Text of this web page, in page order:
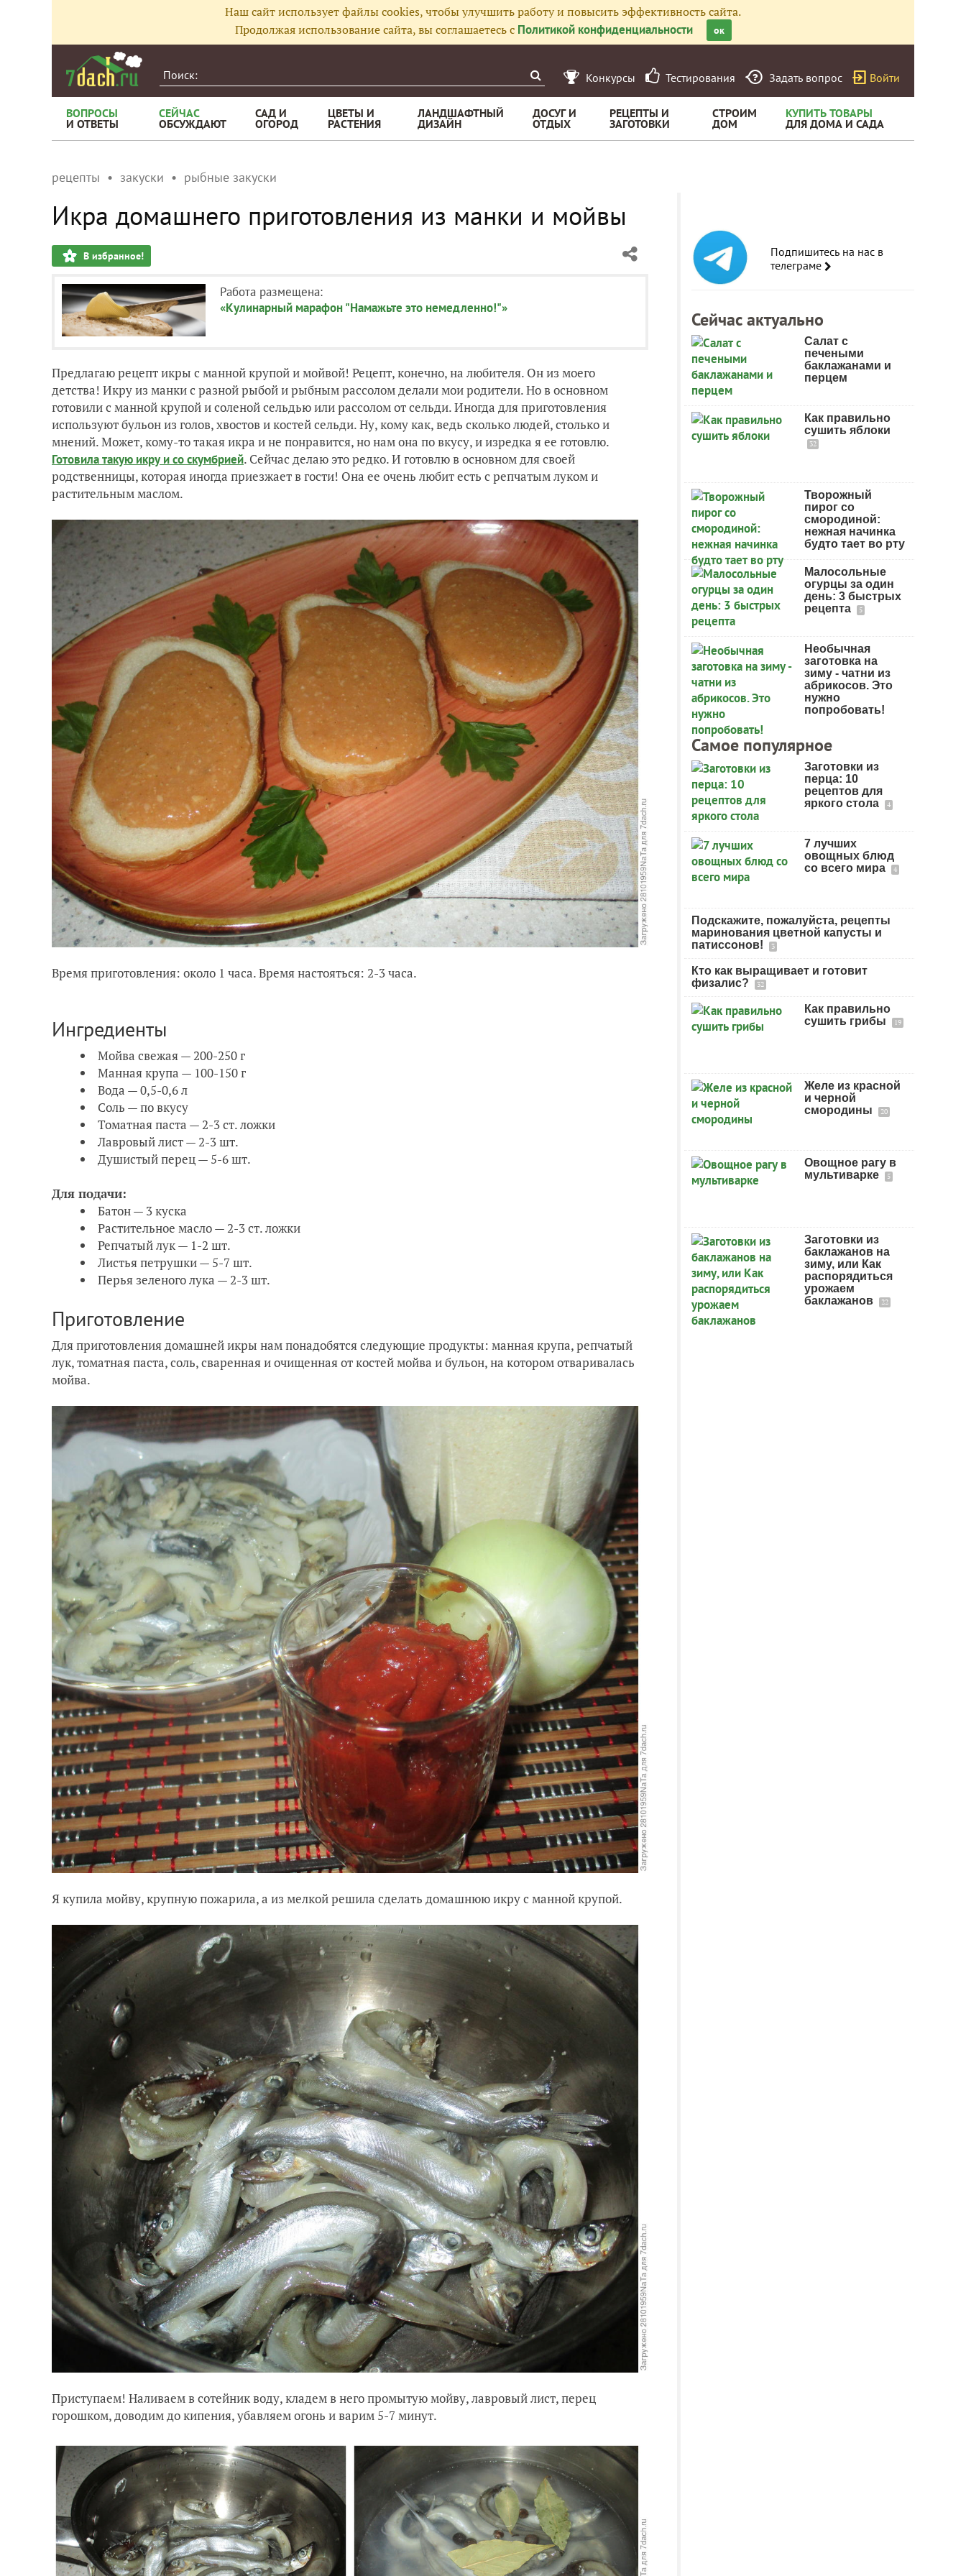
Наш сайт использует файлы cookies, чтобы улучшить работу и повысить эффективность сайта.
Продолжая использование сайта, вы соглашаетесь с Политикой конфиденциальности ок
Конкурсы Тестирования Задать вопрос Войти
ВОПРОСЫ
И ОТВЕТЫ
СЕЙЧАС
ОБСУЖДАЮТ
САД И
ОГОРОД
ЦВЕТЫ И
РАСТЕНИЯ
ЛАНДШАФТНЫЙ
ДИЗАЙН
ДОСУГ И
ОТДЫХ
РЕЦЕПТЫ И
ЗАГОТОВКИ
СТРОИМ
ДОМ
КУПИТЬ ТОВАРЫ
ДЛЯ ДОМА И САДА
рецепты закуски рыбные закуски
Икра домашнего приготовления из манки и мойвы
В избранное!
Работа размещена:
«Кулинарный марафон "Намажьте это немедленно!"»
Предлагаю рецепт икры с манной крупой и мойвой! Рецепт, конечно, на любителя. Он из моего
детства! Икру из манки с разной рыбой и рыбным рассолом делали мои родители. Но в основном
готовили с манной крупой и соленой сельдью или рассолом от сельди. Иногда для приготовления
используют бульон из голов, хвостов и костей сельди. Ну, кому как, ведь сколько людей, столько и
мнений. Может, кому-то такая икра и не понравится, но нам она по вкусу, и изредка я ее готовлю.
Готовила такую икру и со скумбрией. Сейчас делаю это редко. И готовлю в основном для своей
родственницы, которая иногда приезжает в гости! Она ее очень любит есть с репчатым луком и
растительным маслом.
Время приготовления: около 1 часа. Время настояться: 2-3 часа.
Ингредиенты
Мойва свежая — 200-250 г
Манная крупа — 100-150 г
Вода — 0,5-0,6 л
Соль — по вкусу
Томатная паста — 2-3 ст. ложки
Лавровый лист — 2-3 шт.
Душистый перец — 5-6 шт.
Для подачи:
Батон — 3 куска
Растительное масло — 2-3 ст. ложки
Репчатый лук — 1-2 шт.
Листья петрушки — 5-7 шт.
Перья зеленого лука — 2-3 шт.
Приготовление
Для приготовления домашней икры нам понадобятся следующие продукты: манная крупа, репчатый
лук, томатная паста, соль, сваренная и очищенная от костей мойва и бульон, на котором отваривалась
мойва.
Я купила мойву, крупную пожарила, а из мелкой решила сделать домашнюю икру с манной крупой.
Приступаем! Наливаем в сотейник воду, кладем в него промытую мойву, лавровый лист, перец
горошком, доводим до кипения, убавляем огонь и варим 5-7 минут.
Подпишитесь на нас в
телеграме
Сейчас актуально
Салат с
печеными
баклажанами и
перцем
Как правильно
сушить яблоки
32
Творожный
пирог со
смородиной:
нежная начинка
будто тает во рту
Малосольные
огурцы за один
день: 3 быстрых
рецепта
5
Необычная
заготовка на
зиму - чатни из
абрикосов. Это
нужно
попробовать!
Самое популярное
Заготовки из
перца: 10
рецептов для
яркого стола
4
7 лучших
овощных блюд
со всего мира
4
Подскажите, пожалуйста, рецепты
маринования цветной капусты и
патиссонов!
3
Кто как выращивает и готовит
физалис?
32
Как правильно
сушить грибы
19
Желе из красной
и черной
смородины
20
Овощное рагу в
мультиварке
5
Заготовки из
баклажанов на
зиму, или Как
распорядиться
урожаем
баклажанов
22